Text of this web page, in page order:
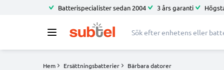
Batterispecialister sedan 2004 3 års garanti
Hem Ersättningsbatterier Bärbara datorer